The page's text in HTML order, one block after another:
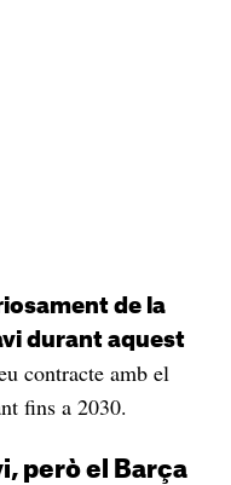
de la
durant aquest
contracte amb el
fins a 2030.
però el Barça